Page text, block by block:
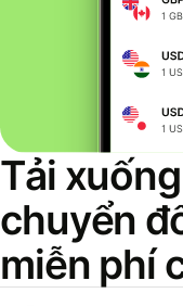
Tải
chuyển
miễn phí